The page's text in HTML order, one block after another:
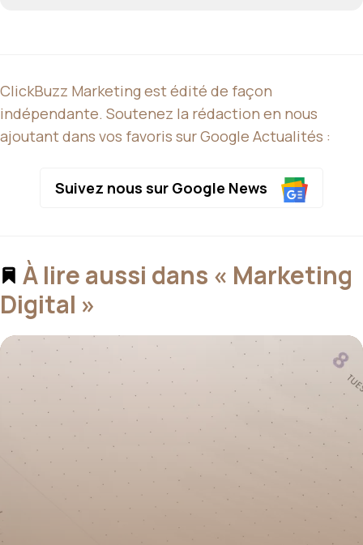
ClickBuzz Marketing est édité de façon
indépendante. Soutenez la rédaction en nous
ajoutant dans vos favoris sur Google Actualités :
Suivez nous sur Google News
À lire aussi dans « Marketing
Digital »